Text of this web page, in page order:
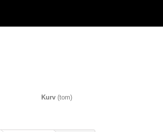
Kurv (tom)